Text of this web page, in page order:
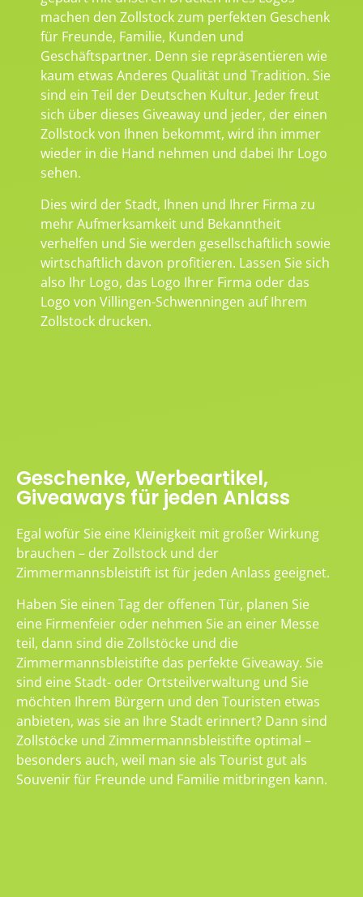
machen den Zollstock zum perfekten Geschenk
für Freunde, Familie, Kunden und
Geschäftspartner. Denn sie repräsentieren wie
kaum etwas Anderes Qualität und Tradition. Sie
sind ein Teil der Deutschen Kultur. Jeder freut
sich über dieses Giveaway und jeder, der einen
Zollstock von Ihnen bekommt, wird ihn immer
wieder in die Hand nehmen und dabei Ihr Logo
sehen.
Dies wird der Stadt, Ihnen und Ihrer Firma zu
mehr Aufmerksamkeit und Bekanntheit
verhelfen und Sie werden gesellschaftlich sowie
wirtschaftlich davon profitieren. Lassen Sie sich
also Ihr Logo, das Logo Ihrer Firma oder das
Logo von Villingen-Schwenningen auf Ihrem
Zollstock drucken.
Geschenke, Werbeartikel,
Giveaways für jeden Anlass
Egal wofür Sie eine Kleinigkeit mit großer Wirkung
brauchen – der Zollstock und der
Zimmermannsbleistift ist für jeden Anlass geeignet.
Haben Sie einen Tag der offenen Tür, planen Sie
eine Firmenfeier oder nehmen Sie an einer Messe
teil, dann sind die Zollstöcke und die
Zimmermannsbleistifte das perfekte Giveaway. Sie
sind eine Stadt- oder Ortsteilverwaltung und Sie
möchten Ihrem Bürgern und den Touristen etwas
anbieten, was sie an Ihre Stadt erinnert? Dann sind
Zollstöcke und Zimmermannsbleistifte optimal –
besonders auch, weil man sie als Tourist gut als
Souvenir für Freunde und Familie mitbringen kann.